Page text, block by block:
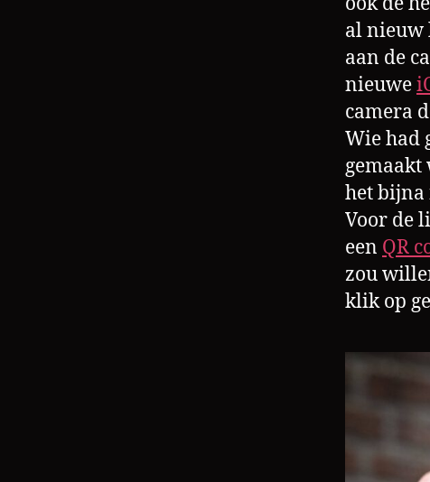
al nieuw
aan de
nieuwe
camera
Wie had
gemaakt
het bijna
Voor de
een QR
zou
klik op